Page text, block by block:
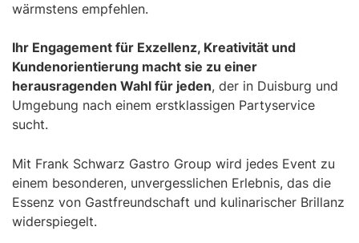
wärmstens empfehlen.
Ihr Engagement für Exzellenz, Kreativität und
Kundenorientierung macht sie zu einer
herausragenden Wahl für jeden, der in Duisburg und
Umgebung nach einem erstklassigen Partyservice
sucht.
Mit Frank Schwarz Gastro Group wird jedes Event zu
einem besonderen, unvergesslichen Erlebnis, das die
Essenz von Gastfreundschaft und kulinarischer Brillanz
widerspiegelt.